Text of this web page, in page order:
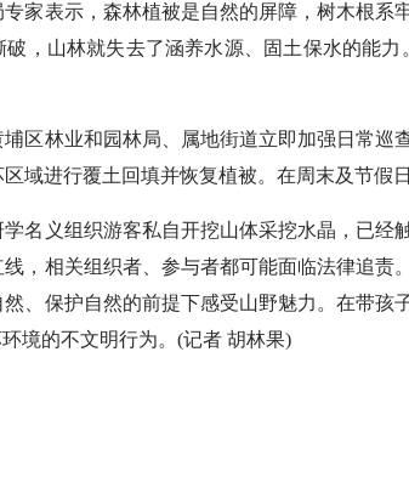
表示，森林植被是自然的屏障，树木根系
，山林就失去了涵养水源、固土保水的能
林业和园林局、属地街道立即加强日常巡
域进行覆土回填并恢复植被。在周末及节假
义组织游客私自开挖山体采挖水晶，已经
，相关组织者、参与者都可能面临法律追责
、保护自然的前提下感受山野魅力。在带孩
境的不文明行为。(记者 胡林果)